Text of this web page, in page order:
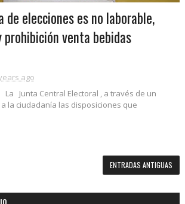
de elecciones es no laborable,
venta bebidas
ago
La Junta Central Electoral , a través de un
la ciudadanía las disposiciones que
ENTRADAS ANTIGUAS